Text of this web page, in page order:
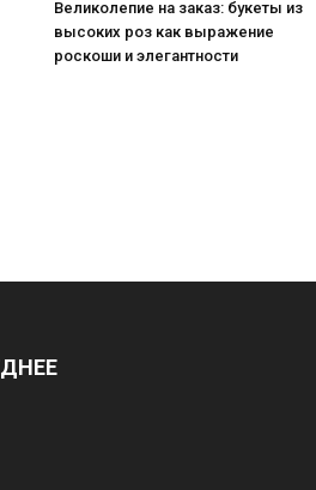
Великолепие на заказ: букеты из
высоких роз как выражение
роскоши и элегантности